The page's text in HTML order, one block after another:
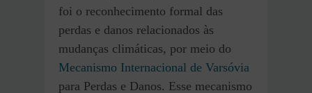
foi o reconhecimento formal das
perdas e danos relacionados às
mudanças climáticas, por meio do
Mecanismo Internacional de Varsóvia
para Perdas e Danos. Esse mecanismo